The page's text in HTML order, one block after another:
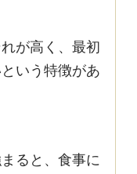
が高く、最初
いう特徴があ
ると、食事に